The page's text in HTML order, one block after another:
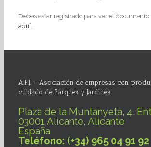
Debes estar registrado para ver el
aquí.
A.P.J. – Asociación de empresas con
cuidado de Parques y Jardines
Plaza de la Muntanyeta, 4.
03001 Alicante, Alicante
España
Teléfono: (+34) 965 04 91 92